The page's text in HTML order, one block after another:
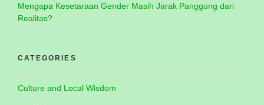
Mengapa Kesetaraan Gender Masih Jarak Panggung dari
Realitas?
CATEGORIES
Culture and Local Wisdom